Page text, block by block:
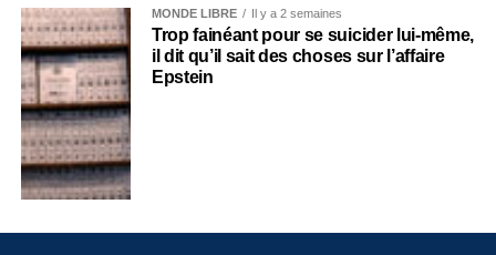
MONDE LIBRE Il y a 2 semaines
Trop fainéant pour se suicider lui-même,
il dit qu’il sait des choses sur l’affaire
Epstein